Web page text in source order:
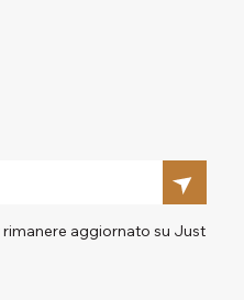
aggiornato su Just